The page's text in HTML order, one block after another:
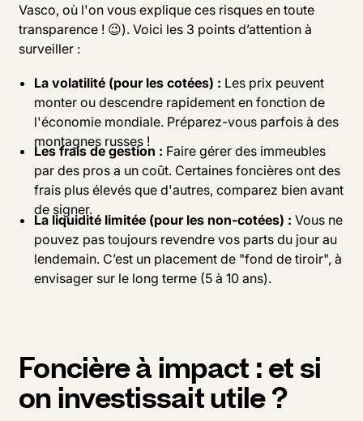
Vasco, où l'on vous explique ces risques en toute
transparence ! 😉). Voici les 3 points d’attention à
surveiller :
La volatilité (pour les cotées) : Les prix peuvent
monter ou descendre rapidement en fonction de
l'économie mondiale. Préparez-vous parfois à des
montagnes russes !
Les frais de gestion : Faire gérer des immeubles
par des pros a un coût. Certaines foncières ont des
frais plus élevés que d'autres, comparez bien avant
de signer.
La liquidité limitée (pour les non-cotées) : Vous ne
pouvez pas toujours revendre vos parts du jour au
lendemain. C’est un placement de "fond de tiroir", à
envisager sur le long terme (5 à 10 ans).
Foncière à impact : et si
on investissait utile ?